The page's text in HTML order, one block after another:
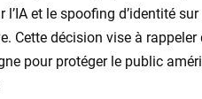
l’IA et le spoofing d’identité
Cette décision vise à
pour protéger le public